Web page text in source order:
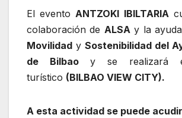
El evento ANTZOKI IBILTARIA
colaboración de ALSA y la
Movilidad y Sostenibilidad del
de Bilbaoy se realizará
turístico (BILBAO VIEW CITY).
A esta actividad se puede